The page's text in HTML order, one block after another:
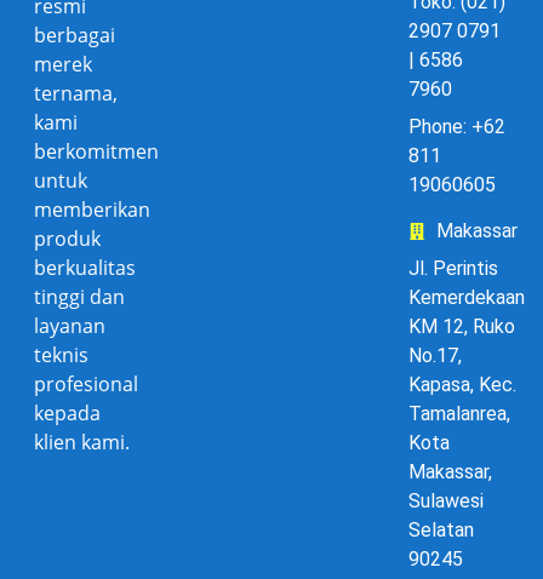
resmi
berbagai
merek
ternama,
kami
berkomitmen
untuk
memberikan
produk
berkualitas
tinggi dan
layanan
teknis
profesional
kepada
klien kami.
2907 0791
| 6586
7960
Phone: +62
811
19060605
Makassar
Jl. Perintis
Kemerdekaan
KM 12, Ruko
No.17,
Kapasa, Kec.
Tamalanrea,
Kota
Makassar,
Sulawesi
Selatan
90245